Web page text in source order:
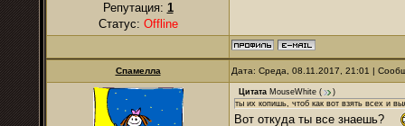
Репутация: 1
Статус: Offline
Спамелла Дата: Среда, 08.11.2017, 21:01 |
Цитата MouseWhite (
)
ты их копишь, чтоб как вот взять всех и
Вот откуда ты все знаешь?